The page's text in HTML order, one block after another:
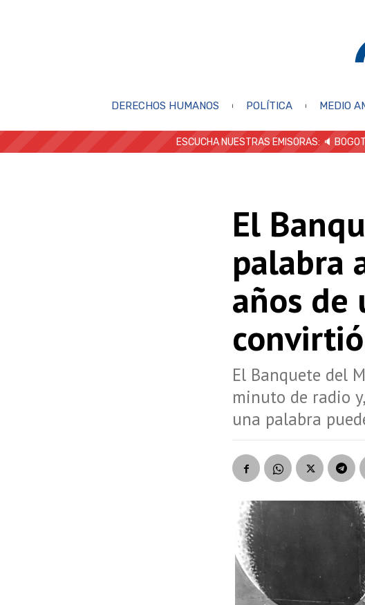
DERECHOS HUMANOS POLÍTICA MEDIO
ESCUCHA NUESTRAS EMISORAS: 🔈
El
palabra
años de
El Banquete del
minuto de radio
una palabra